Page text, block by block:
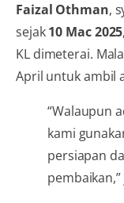
Faizal Othman,
sejak10 Mac 2025
KL dimeterai.
April untuk ambil
“Walaupun
kami
persiapan